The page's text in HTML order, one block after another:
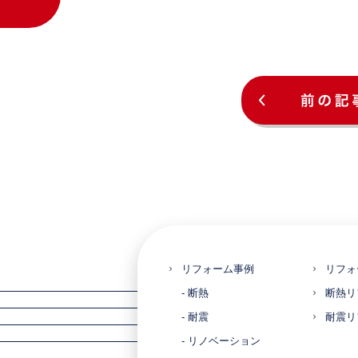
リフォーム事例
- 断熱
- 耐震
- リノベーション
リフ
断熱
耐震